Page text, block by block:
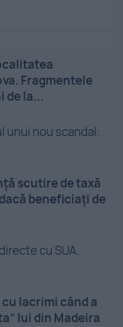
Fragmentele
de la...
unui nou scandal:
scutire de taxă
beneficiați de
cu SUA.
lacrimi când a
lui din Madeira